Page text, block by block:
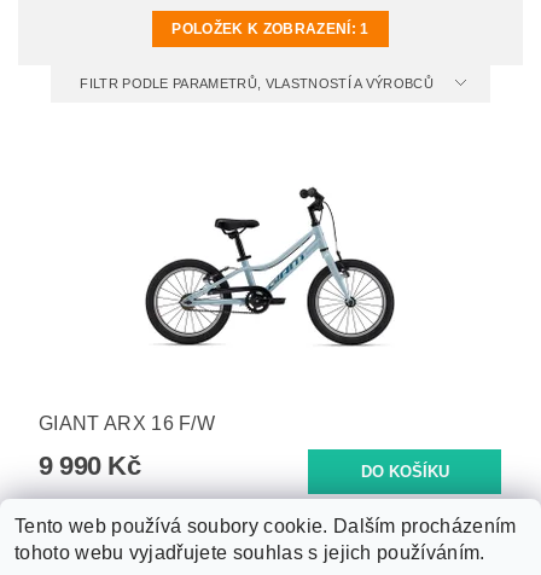
POLOŽEK K ZOBRAZENÍ:1
FILTR PODLE PARAMETRŮ, VLASTNOSTÍ A VÝROBCŮ
GIANT ARX 16 F/W
9 990 Kč
Tento web používá soubory cookie. Dalším procházením
tohoto webu vyjadřujete souhlas s jejich používáním.